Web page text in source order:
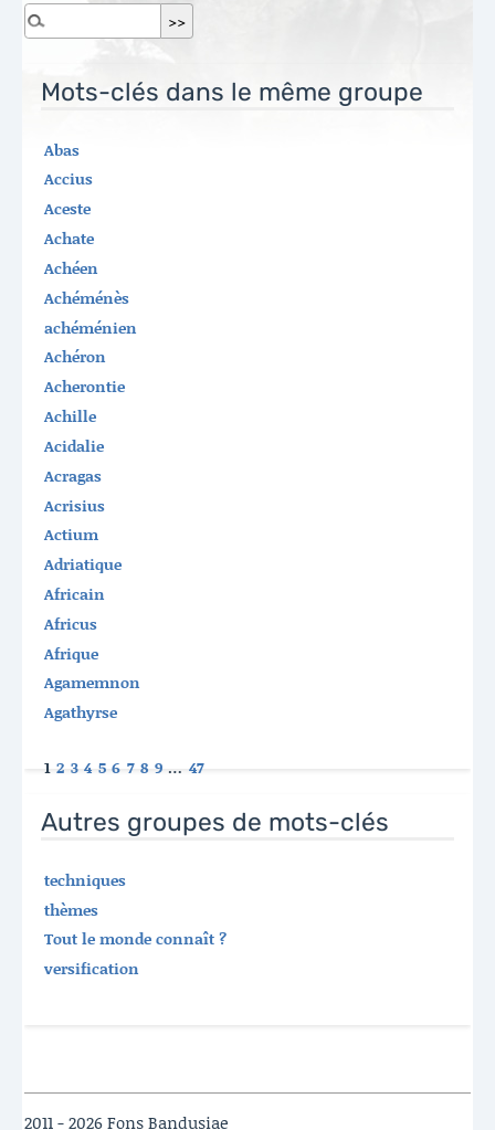
Mots-clés dans le même groupe
Abas
Accius
Aceste
Achate
Achéen
Achéménès
achéménien
Achéron
Acherontie
Achille
Acidalie
Acragas
Acrisius
Actium
Adriatique
Africain
Africus
Afrique
Agamemnon
Agathyrse
1 2 3 4 5 6 7 8 9 … 47
Autres groupes de mots-clés
techniques
thèmes
Tout le monde connaît ?
versification
2011 - 2026 Fons Bandusiae